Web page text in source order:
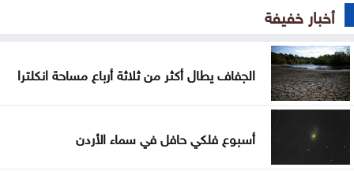
نسبة النجاح بامتحان الثانوية العامة التوجيهي لسنة
2026 هي الأعلى على الإطلاق
الصفدي ووزير خارجية بيرو يبحثان التطورات الإقليمية
إدارة السير: لا مخالفات مرورية حتى مساء إعلان نتائج
التوجيهي
أخبار خفيفة
الجفاف يطال أكثر من ثلاثة أرباع مساحة انكلترا
أسبوع فلكي حافل في سماء الأردن